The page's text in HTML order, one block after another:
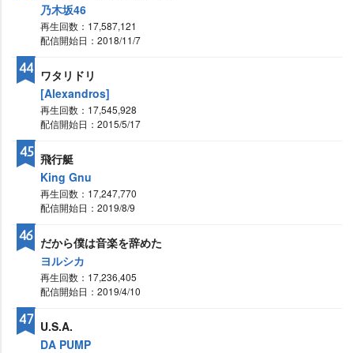
乃木坂46
再生回数：17,587,121
配信開始日：2018/11/7
ワタリドリ
[Alexandros]
再生回数：17,545,928
配信開始日：2015/5/17
44
飛行艇
King Gnu
再生回数：17,247,770
配信開始日：2019/8/9
45
だから僕は音楽を辞めた
ヨルシカ
再生回数：17,236,405
配信開始日：2019/4/10
46
U.S.A.
DA PUMP
47